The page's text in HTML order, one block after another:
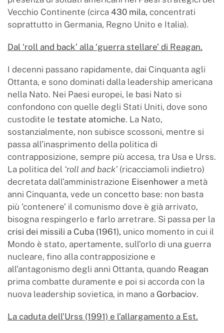
Vecchio Continente (circa 430 mila, concentrati
soprattutto in Germania, Regno Unito e Italia).
Dal ‘roll and back’ alla ‘guerra stellare’ di Reagan.
I decenni passano rapidamente, dai Cinquanta agli
Ottanta, e sono dominati dalla leadership americana
nella Nato. Nei Paesi europei, le basi Nato si
confondono con quelle degli Stati Uniti, dove sono
custodite le testate atomiche. La Nato,
sostanzialmente, non subisce scossoni, mentre si
passa all’inasprimento della politica di
contrapposizione, sempre più accesa, tra Usa e Urss.
La politica del ‘roll and back’ (ricacciamoli indietro)
decretata dall’amministrazione Eisenhower a metà
anni Cinquanta, vede un concetto base: non basta
più ‘contenere’ il comunismo dove è già arrivato,
bisogna respingerlo e farlo arretrare. Si passa per la
crisi dei missili a Cuba (1961), unico momento in cui il
Mondo è stato, apertamente, sull’orlo di una guerra
nucleare, fino alla contrapposizione e
all’antagonismo degli anni Ottanta, quando Reagan
prima combatte duramente e poi si accorda con la
nuova leadership sovietica, in mano a Gorbaciov.
La caduta dell’Urss (1991) e l’allargamento a Est.